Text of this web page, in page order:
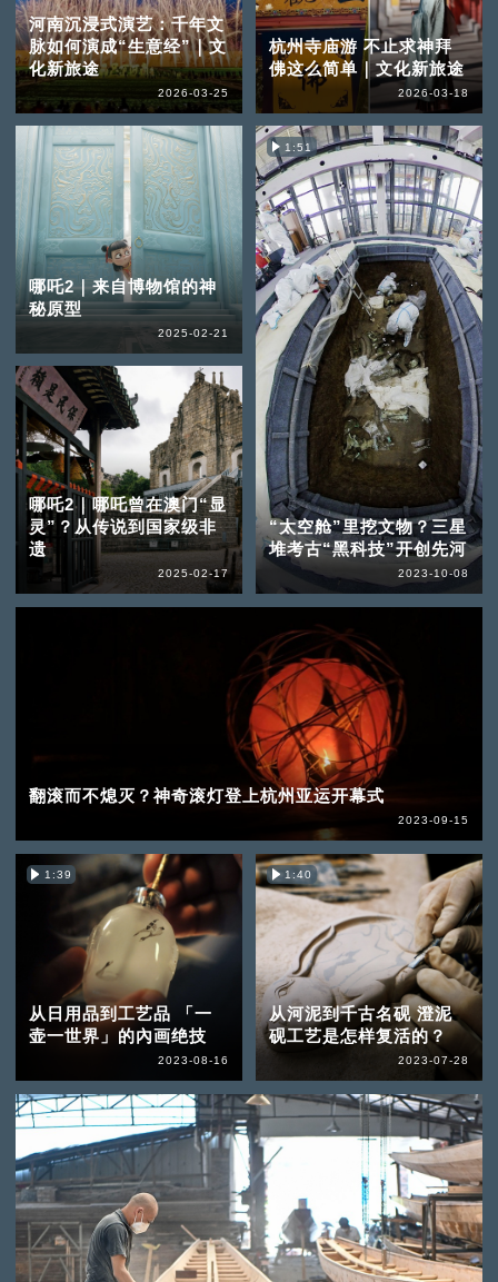
河南沉浸式演艺：千年文
脉如何演成“生意经”｜文
化新旅途
2026-03-25
杭州寺庙游 不止求神拜
佛这么简单｜文化新旅途
2026-03-18
哪吒2｜来自博物馆的神
秘原型
2025-02-21
哪吒2｜哪吒曾在澳门“显
灵”？从传说到国家级非
遗
2025-02-17
1:51
“太空舱”里挖文物？三星
堆考古“黑科技”开创先河
2023-10-08
翻滚而不熄灭？神奇滚灯登上杭州亚运开幕式
2023-09-15
1:39
从日用品到工艺品 「一
壶一世界」的內画绝技
2023-08-16
1:40
从河泥到千古名砚 澄泥
砚工艺是怎样复活的？
2023-07-28